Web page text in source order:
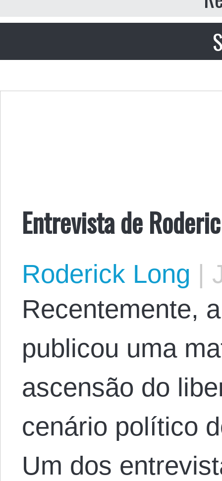
Entrevista de
Roderick Long |
Recentemente,
publicou uma
ascensão do
cenário político
Um dos